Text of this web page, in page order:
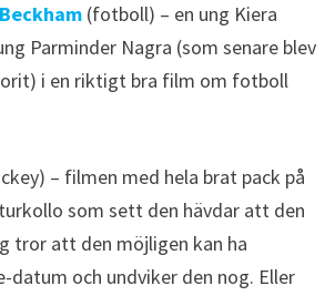
(fotboll) – en ung Kiera
Parminder Nagra (som senare blev
i en riktigt bra film om fotboll
– filmen med hela brat pack på
som sett den hävdar att den
tror att den möjligen kan ha
datum och undviker den nog. Eller